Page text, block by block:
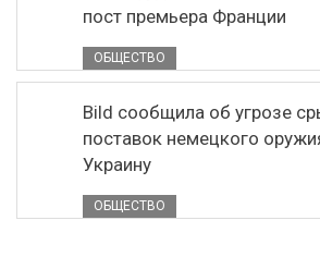
пост премьера Франции
ОБЩЕСТВО
Bild сообщила об угрозе
поставок немецкого
Украину
ОБЩЕСТВО